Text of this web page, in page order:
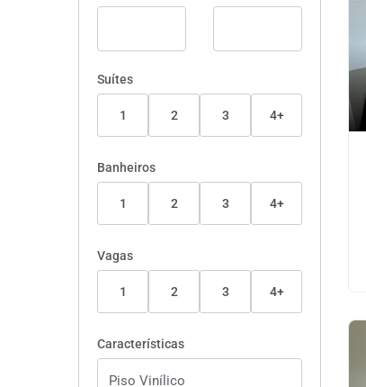
Suítes
1 2 3 4+
Banheiros
1 2 3 4+
Vagas
1 2 3 4+
Características